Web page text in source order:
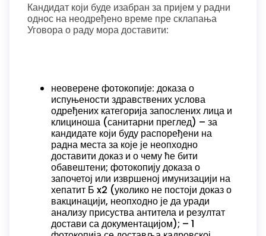
Кандидат који буде изабран за пријем у радни
однос на неодређено време пре склапања
Уговора о раду мора доставити:
неоверене фотокопије: доказа о
испуњености здравствених услова
одређених категорија запослених лица и
клициноша (санитарни преглед) – за
кандидате који буду распоређени на
радна места за које је неопходно
доставити доказ и о чему ће бити
обавештени; фотокопију доказа о
започетој или извршеној имунизацији на
хепатит Б x2 (уколико не постоји доказ о
вакцинацији, неопходно је да уради
анализу присуства антитела и резултат
достави са документацијом); – 1